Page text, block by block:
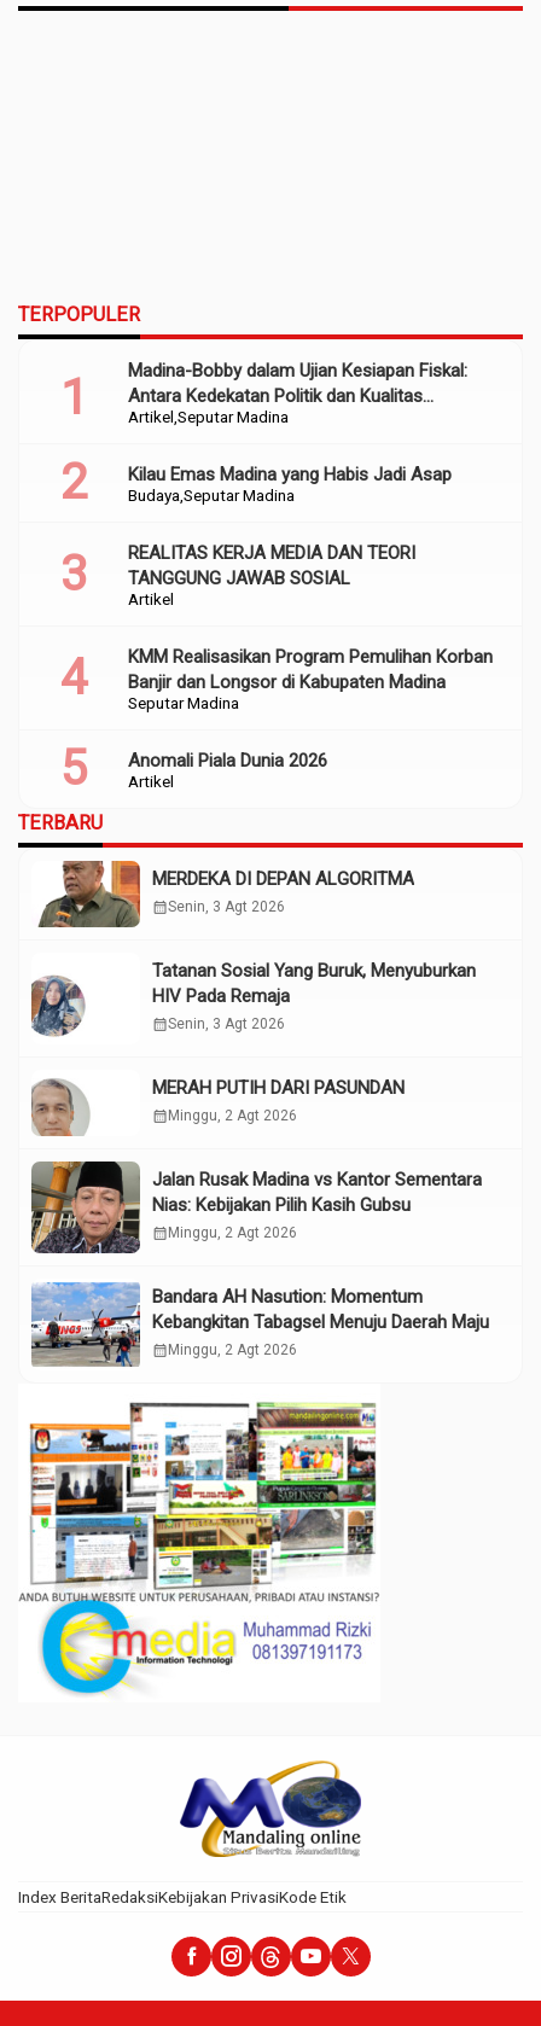
TERPOPULER
Artikel Seputar Madina
Madina-Bobby dalam Ujian Kesiapan Fiskal:
Antara Kedekatan Politik dan Kualitas
Perencanaan
Budaya Seputar Madina
Kilau Emas Madina yang Habis Jadi Asap
Artikel
REALITAS KERJA MEDIA DAN TEORI
TANGGUNG JAWAB SOSIAL
Seputar Madina
KMM Realisasikan Program Pemulihan Korban
Banjir dan Longsor di Kabupaten Madina
Artikel
Anomali Piala Dunia 2026
TERBARU
MERDEKA DI DEPAN ALGORITMA
calendar_monthSenin, 3 Agt 2026
Tatanan Sosial Yang Buruk, Menyuburkan
HIV Pada Remaja
calendar_monthSenin, 3 Agt 2026
MERAH PUTIH DARI PASUNDAN
calendar_month Minggu, 2 Agt 2026
Jalan Rusak Madina vs Kantor Sementara
Nias: Kebijakan Pilih Kasih Gubsu
calendar_month Minggu, 2 Agt 2026
Bandara AH Nasution: Momentum
Kebangkitan Tabagsel Menuju Daerah Maju
calendar_month Minggu, 2 Agt 2026
Index BeritaRedaksiKebijakan PrivasiKode Etik